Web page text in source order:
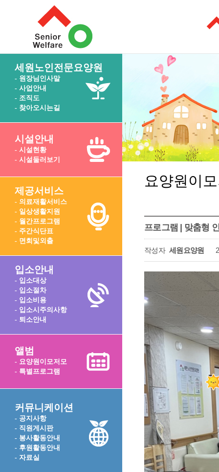
세원노인전문요양원
- 원장님인사말
- 사업안내
- 조직도
- 찾아오시는길
시설안내
- 시설현황
- 시설둘러보기
제공서비스
- 의료재활서비스
- 일상생활지원
- 월간프로그램
- 주간식단표
- 면회및외출
입소안내
- 입소대상
- 입소절차
- 입소비용
- 입소시주의사항
- 퇴소안내
앨범
- 요양원이모저모
- 특별프로그램
커뮤니케이션
- 공지사항
- 직원게시판
- 봉사활동안내
- 후원활동안내
- 자료실
요양원이
프로그램 | 맞춤형
작성자 세원요양원